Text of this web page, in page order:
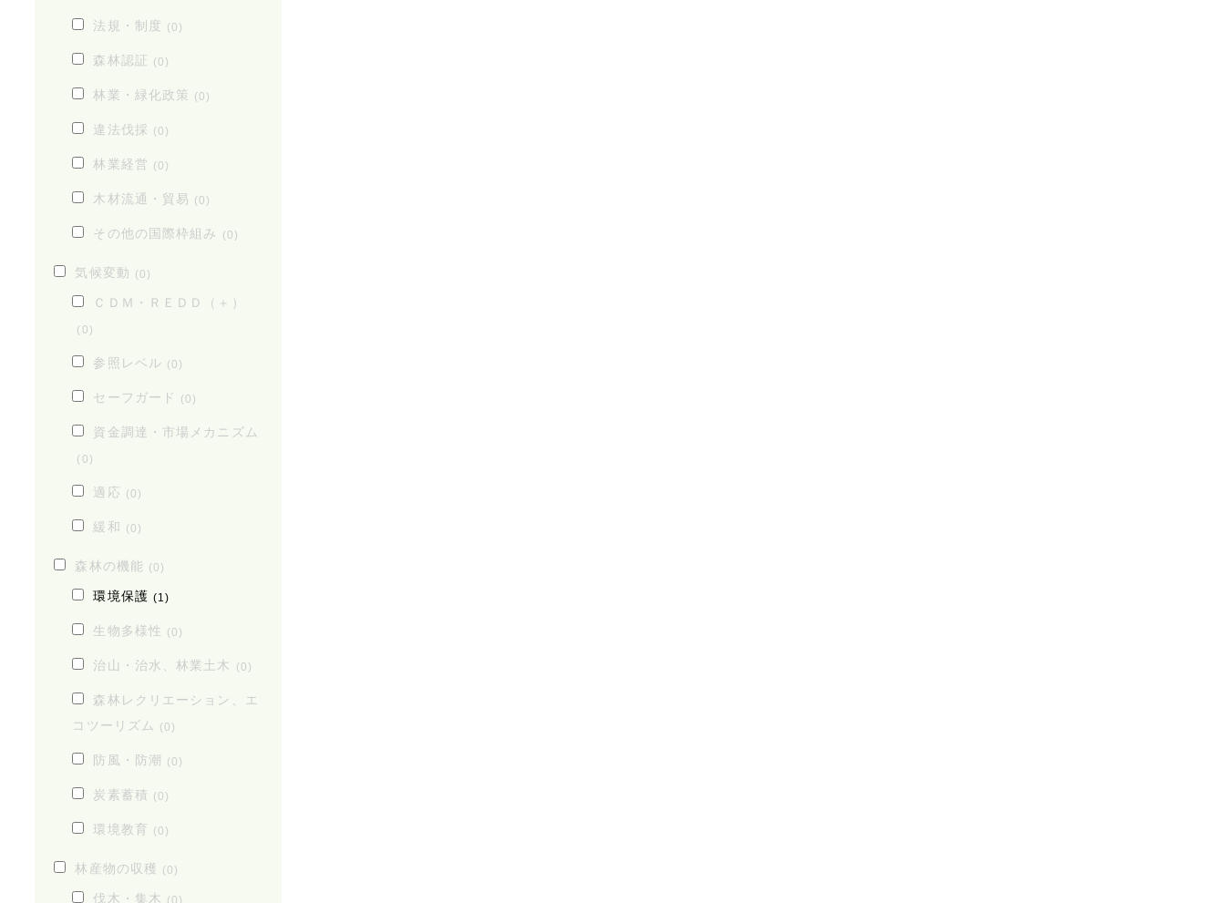
法規・制度 (0)
森林認証 (0)
林業・緑化政策 (0)
違法伐採 (0)
林業経営 (0)
木材流通・貿易 (0)
その他の国際枠組み (0)
気候変動 (0)
ＣＤＭ・ＲＥＤＤ（＋）
(0)
参照レベル (0)
セーフガード (0)
資金調達・市場メカニズム
(0)
適応 (0)
緩和 (0)
森林の機能 (0)
環境保護 (1)
生物多様性 (0)
治山・治水、林業土木 (0)
森林レクリエーション、エ
コツーリズム (0)
防風・防潮 (0)
炭素蓄積 (0)
環境教育 (0)
林産物の収穫 (0)
伐木・集木 (0)